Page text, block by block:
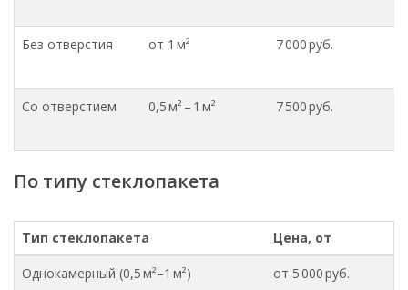
Без отверстия от 1 м² 7 000 руб.
Со отверстием 0,5 м² – 1 м² 7 500 руб.
По типу стеклопакета
Тип стеклопакета Цена, от
Однокамерный (0,5 м²–1 м²) от 5 000 руб.